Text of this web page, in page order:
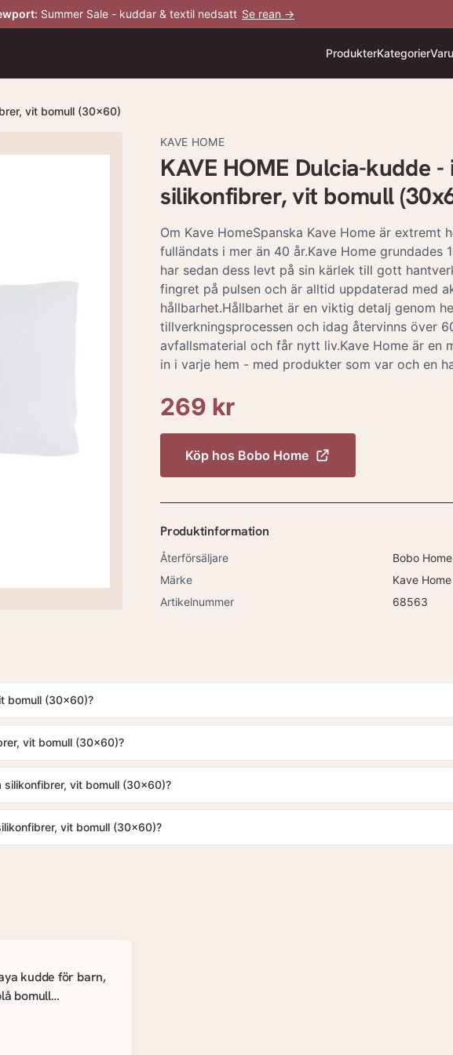
: Summer Sale - kuddar & textil nedsatt Se rean →
ProdukterKategorier
vit bomull (30x60)
KAVE HOME
KAVE HOME Dulcia-kudde -
silikonfibrer, vit bomull
Om Kave HomeSpanska Kave Home är extremt
fulländats i mer än 40 år.Kave Home grundades
har sedan dess levt på sin kärlek till gott
fingret på pulsen och är alltid uppdaterad med
hållbarhet.Hållbarhet är en viktig detalj genom
tillverkningsprocessen och idag återvinns över
avfallsmaterial och får nytt liv.Kave Home är en
in i varje hem - med produkter som var och en
269 kr
Köp hos Bobo Home
Produktinformation
Återförsäljare
Bobo Home
Märke
Kave Home
Artikelnummer
68563
bomull (30x60)?
vit bomull (30x60)?
silikonfibrer, vit bomull (30x60)?
vit bomull (30x60)?
kudde för barn,
bomull